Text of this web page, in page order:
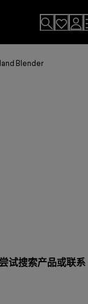
Blender
试搜索产品或联系